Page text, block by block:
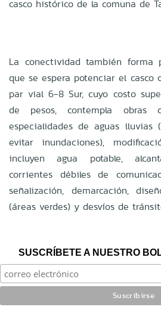
casco histórico de la comuna de
La conectividad también
que se espera potenciar el casco
par vial 6-8 Sur, cuyo costo
de pesos, contempla obras
especialidades de aguas lluvias
evitar inundaciones),
incluyen agua potable,
corrientes débiles de
señalización, demarcación,
(áreas verdes) y desvíos de
SUSCRÍBETE A NUESTRO